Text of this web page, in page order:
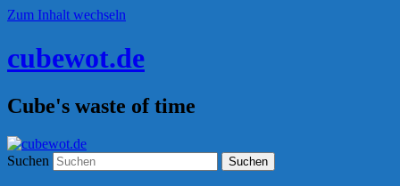
Zum Inhalt wechseln
cubewot.de
Cube's waste of time
Suchen